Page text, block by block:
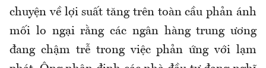
chuyện về lợi suất tăng trên toàn cầu phản ánh
mối lo ngại rằng các ngân hàng trung ương
đang chậm trễ trong việc phản ứng với lạm